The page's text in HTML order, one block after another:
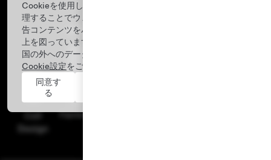
Cookieを使用して、お客様のデバイスから得たデータを処
理することでウェブサイトのパフォーマンスを解析し、広
告コンテンツをパーソナライズし、エクスペリエンスの向
上を図っています。お客様の同意には、お客様が所在する
国の外へのデータ転送が含まれます。詳細については、
Cookie設定をご覧ください。
同意す
る